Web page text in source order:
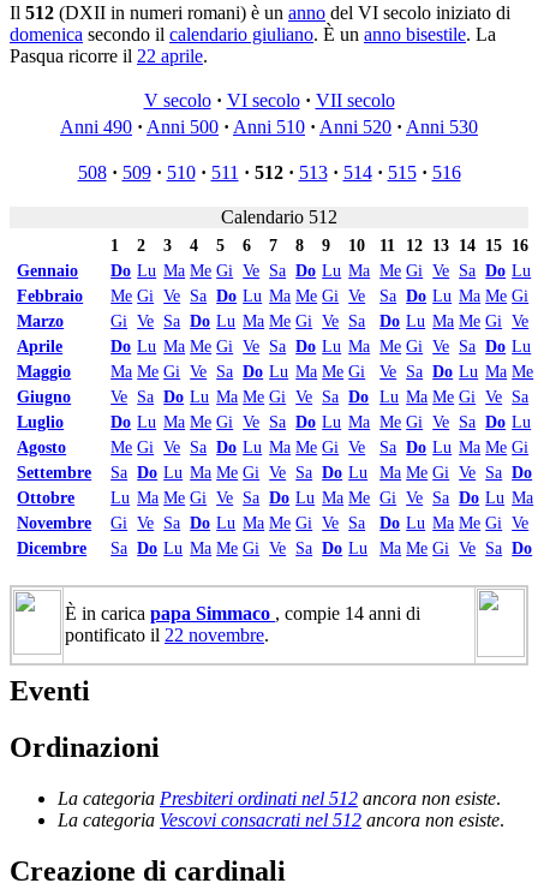
Il 512 (DXII in numeri romani) è un anno del VI secolo iniziato di
domenica secondo il calendario giuliano. È un anno bisestile. La
Pasqua ricorre il 22 aprile.
V secolo· VI secolo· VII secolo
Anni 490 · Anni 500 · Anni 510 · Anni 520 · Anni 530
508· 509· 510· 511 · 512· 513· 514· 515· 516
Calendario 512
1 2 3 4 5 6 7 8 9 10 11 12 13 14 15 16
Gennaio
Do Lu Ma Me Gi Ve Sa Do Lu Ma Me Gi Ve Sa Do Lu
Febbraio
Me Gi Ve Sa Do Lu Ma Me Gi Ve Sa Do Lu Ma Me Gi
Marzo
Gi Ve Sa Do Lu Ma Me Gi Ve Sa Do Lu Ma Me Gi Ve
Aprile
Do Lu Ma Me Gi Ve Sa Do Lu Ma Me Gi Ve Sa Do Lu
Maggio
Ma Me Gi Ve Sa Do Lu Ma Me Gi Ve Sa Do Lu Ma Me
Giugno
Ve Sa Do Lu Ma Me Gi Ve Sa Do Lu Ma Me Gi Ve Sa
Luglio
Do Lu Ma Me Gi Ve Sa Do Lu Ma Me Gi Ve Sa Do Lu
Agosto
Me Gi Ve Sa Do Lu Ma Me Gi Ve Sa Do Lu Ma Me Gi
Settembre
Sa Do Lu Ma Me Gi Ve Sa Do Lu Ma Me Gi Ve Sa Do
Ottobre
Lu Ma Me Gi Ve Sa Do Lu Ma Me Gi Ve Sa Do Lu Ma
Novembre
Gi Ve Sa Do Lu Ma Me Gi Ve Sa Do Lu Ma Me Gi Ve
Dicembre
Sa Do Lu Ma Me Gi Ve Sa Do Lu Ma Me Gi Ve Sa Do
È in carica papa Simmaco , compie 14 anni di
pontificato il 22 novembre.
Eventi
Ordinazioni
La categoria Presbiteri ordinati nel 512 ancora non esiste.
La categoria Vescovi consacrati nel 512 ancora non esiste.
Creazione di cardinali